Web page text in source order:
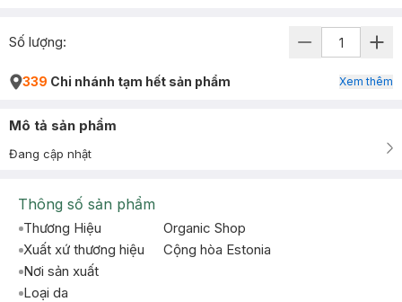
Số lượng:
339 Chi nhánh tạm hết sản phẩm Xem thêm
Mô tả sản phẩm
Đang cập nhật
Thông số sản phẩm
Thương Hiệu
Organic Shop
Xuất xứ thương hiệu
Cộng hòa Estonia
Nơi sản xuất
Loại da